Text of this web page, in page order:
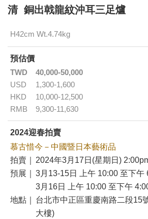
清 銅出戟龍紋沖耳三足爐
H42cm Wt.4.74kg
預估價
TWD
40,000-50,000
USD
1,300-1,600
HKD
10,000-12,500
RMB
9,300-11,630
2024迎春拍賣
慕古惜今－中國暨日本藝術品
拍賣｜
2024年3月17日(星期日)
預展｜
3月13-15日 上午 10:00 至下午
3月16日 上午 10:00 至下午
地點｜
台北市中正區重慶南路二段15
大樓)